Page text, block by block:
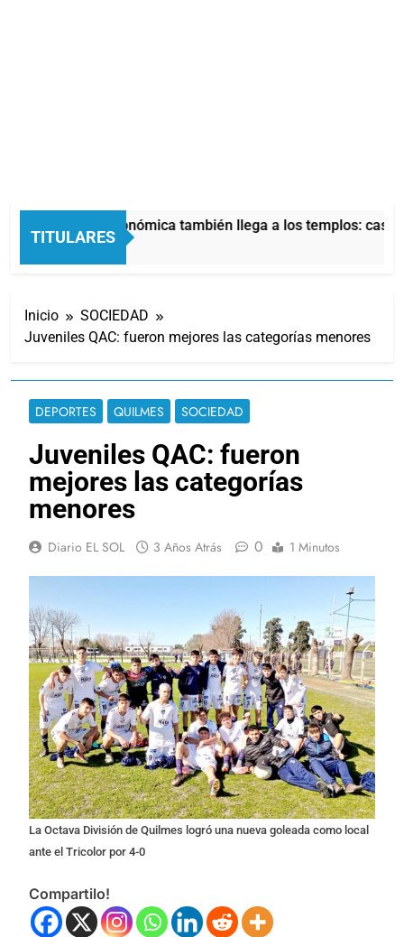
TITULARES
La crisis económica también llega a los templos: casi
6 Horas Atrás
Inicio
SOCIEDAD
Juveniles QAC: fueron mejores las categorías menores
DEPORTES QUILMES SOCIEDAD
Juveniles QAC: fueron
mejores las categorías
menores
Diario EL SOL 3 Años Atrás 0 1 Minutos
La Octava División de Quilmes logró una nueva goleada como local
ante el Tricolor por 4-0
Compartilo!